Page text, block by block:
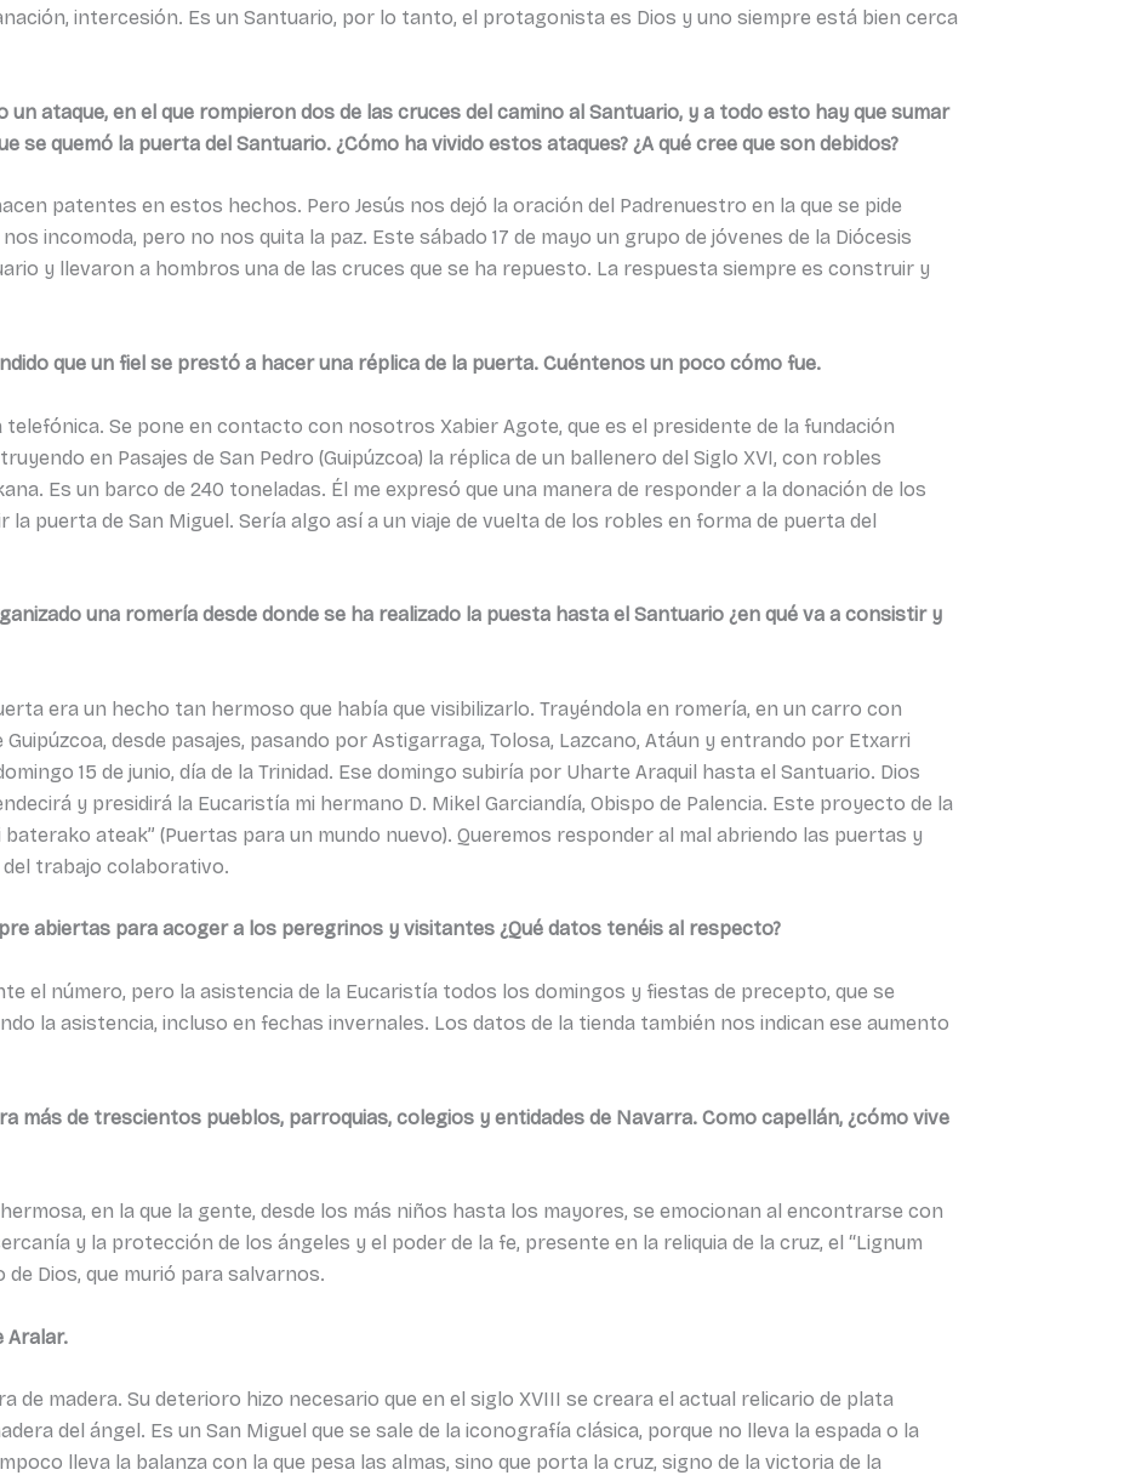
intercesión. Es un Santuario, por lo tanto, el protagonista es Dios y uno siempre está bien cerca
ataque, en el que rompieron dos de las cruces del camino al Santuario, y a todo esto hay que sumar
se quemó la puerta del Santuario. ¿Cómo ha vivido estos ataques? ¿A qué cree que son debidos?
patentes en estos hechos. Pero Jesús nos dejó la oración del Padrenuestro en la que se pide
incomoda, pero no nos quita la paz. Este sábado 17 de mayo un grupo de jóvenes de la Diócesis
y llevaron a hombros una de las cruces que se ha repuesto. La respuesta siempre es construir y
que un fiel se prestó a hacer una réplica de la puerta. Cuéntenos un poco cómo fue.
Se pone en contacto con nosotros Xabier Agote, que es el presidente de la fundación
en Pasajes de San Pedro (Guipúzcoa) la réplica de un ballenero del Siglo XVI, con robles
Es un barco de 240 toneladas. Él me expresó que una manera de responder a la donación de los
puerta de San Miguel. Sería algo así a un viaje de vuelta de los robles en forma de puerta del
una romería desde donde se ha realizado la puesta hasta el Santuario ¿en qué va a consistir y
era un hecho tan hermoso que había que visibilizarlo. Trayéndola en romería, en un carro con
desde pasajes, pasando por Astigarraga, Tolosa, Lazcano, Atáun y entrando por Etxarri
15 de junio, día de la Trinidad. Ese domingo subiría por Uharte Araquil hasta el Santuario. Dios
y presidirá la Eucaristía mi hermano D. Mikel Garciandía, Obispo de Palencia. Este proyecto de la
ateak” (Puertas para un mundo nuevo). Queremos responder al mal abriendo las puertas y
trabajo colaborativo.
abiertas para acoger a los peregrinos y visitantes ¿Qué datos tenéis al respecto?
el número, pero la asistencia de la Eucaristía todos los domingos y fiestas de precepto, que se
la asistencia, incluso en fechas invernales. Los datos de la tienda también nos indican ese aumento
más de trescientos pueblos, parroquias, colegios y entidades de Navarra. Como capellán, ¿cómo vive
en la que la gente, desde los más niños hasta los mayores, se emocionan al encontrarse con
y la protección de los ángeles y el poder de la fe, presente en la reliquia de la cruz, el “Lignum
Dios, que murió para salvarnos.
Aralar.
de madera. Su deterioro hizo necesario que en el siglo XVIII se creara el actual relicario de plata
del ángel. Es un San Miguel que se sale de la iconografía clásica, porque no lleva la espada o la
lleva la balanza con la que pesa las almas, sino que porta la cruz, signo de la victoria de la